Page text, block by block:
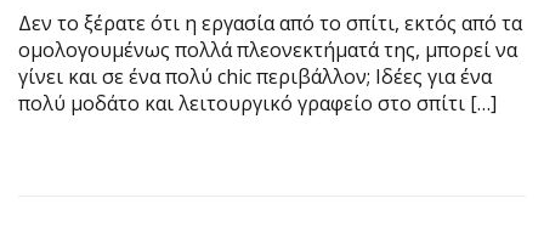
Δεν το ξέρατε ότι η εργασία από το σπίτι, εκτός από τα
ομολογουμένως πολλά πλεονεκτήματά της, μπορεί να
γίνει και σε ένα πολύ chic περιβάλλον; Ιδέες για ένα
πολύ μοδάτο και λειτουργικό γραφείο στο σπίτι […]